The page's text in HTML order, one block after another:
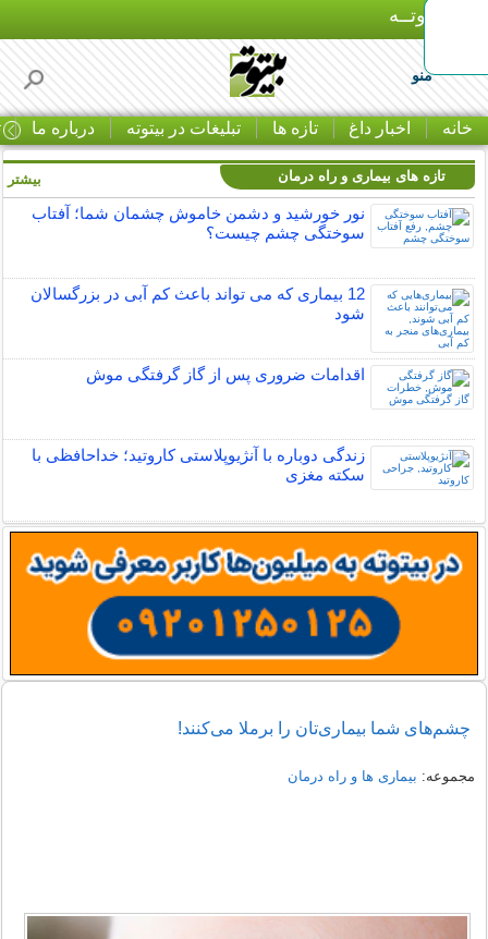
بـیتوتــه
منو
خانه اخبار داغ تازه ها تبلیغات در بیتوته درباره ما
تازه های بیماری و راه درمان
نور خورشید و دشمن خاموش چشمان شما؛ آفتاب
سوختگی چشم چیست؟
12 بیماری که می تواند باعث کم آبی در بزرگسالان
شود
اقدامات ضروری پس از گاز گرفتگی موش
زندگی دوباره با آنژیوپلاستی کاروتید؛ خداحافظی با
سکته مغزی
بیشتر
چشم‌های شما بیماری‌تان را برملا می‌کنند!
مجموعه: بیماری ها و راه درمان